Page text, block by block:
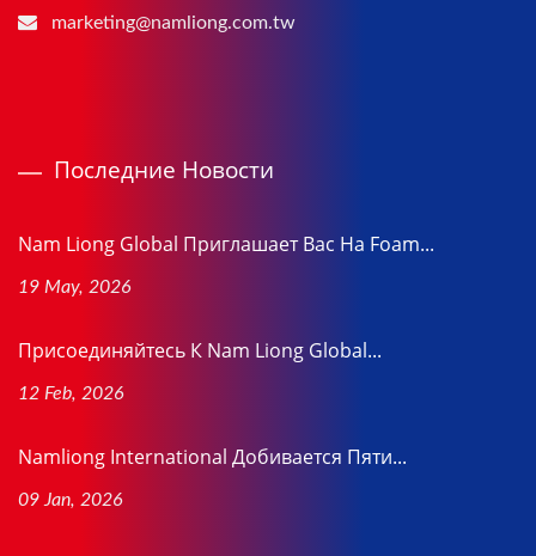
marketing@namliong.com.tw
Последние Новости
Nam Liong Global Приглашает Вас На Foam...
19 May, 2026
Присоединяйтесь К Nam Liong Global...
12 Feb, 2026
Namliong International Добивается Пяти...
09 Jan, 2026